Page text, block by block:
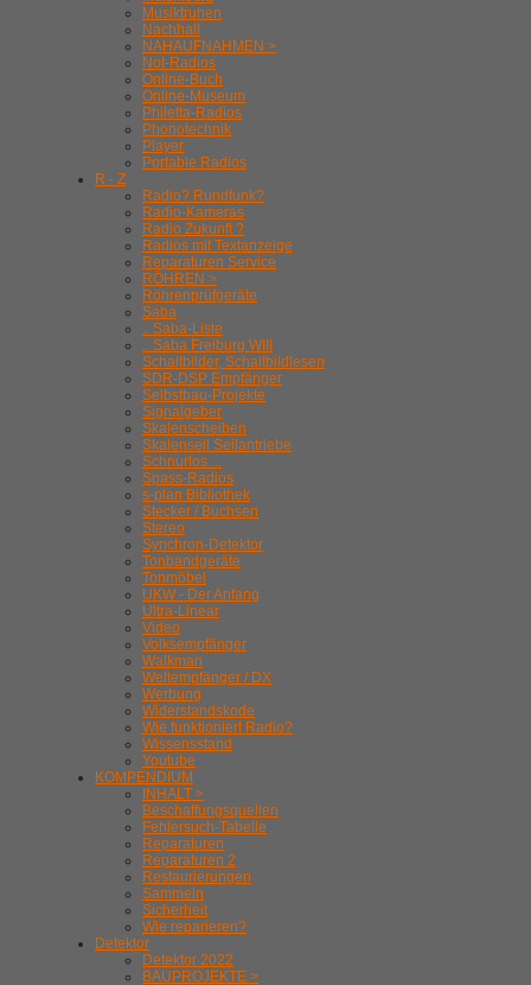
Musiktruhen
Nachhall
NAHAUFNAHMEN >
Not-Radios
Online-Buch
Online-Museum
Philetta-Radios
Phonotechnik
Player
Portable Radios
R - Z
Radio? Rundfunk?
Radio-Kameras
Radio Zukunft ?
Radios mit Textanzeige
Reparaturen Service
RÖHREN >
Röhrenprüfgeräte
Saba
.. Saba-Liste
.. Saba Freiburg WIII
Schaltbilder, Schaltbildlesen
SDR-DSP Empfänger
Selbstbau-Projekte
Signalgeber
Skalenscheiben
Skalenseil Seilantriebe
Schnurlos ...
Spass-Radios
s-plan Bibliothek
Stecker / Buchsen
Stereo
Synchron-Detektor
Tonbandgeräte
Tonmöbel
UKW - Der Anfang
Ultra-Linear
Video
Volksempfänger
Walkman
Weltempfänger / DX
Werbung
Widerstandskode
Wie funktioniert Radio?
Wissensstand
Youtube
KOMPENDIUM
INHALT >
Beschaffungsquellen
Fehlersuch-Tabelle
Reparaturen
Reparaturen 2
Restaurierungen
Sammeln
Sicherheit
Wie reparieren?
Detektor
Detektor 2022
BAUPROJEKTE >